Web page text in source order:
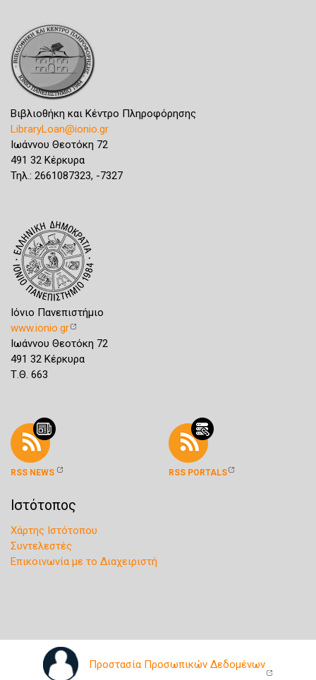
Βιβλιοθήκη και Κέντρο Πληροφόρησης
LibraryLoan@ionio.gr
Ιωάννου Θεοτόκη 72
491 32 Κέρκυρα
Τηλ.: 2661087323, -7327
Ιόνιο Πανεπιστήμιο
www.ionio.gr
Ιωάννου Θεοτόκη 72
491 32 Κέρκυρα
Τ.Θ. 663
RSS NEWS RSS PORTALS
Ιστότοπος
Χάρτης Ιστότοπου
Συντελεστές
Επικοινωνία με το Διαχειριστή
Προστασία Προσωπικών Δεδομένων